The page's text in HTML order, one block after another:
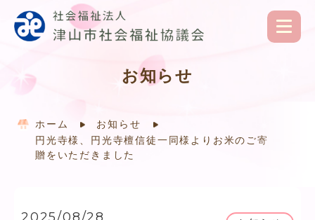
お知らせ
ホーム
お知らせ
円光寺様、円光寺檀信徒一同様よりお米のご寄
贈をいただきました